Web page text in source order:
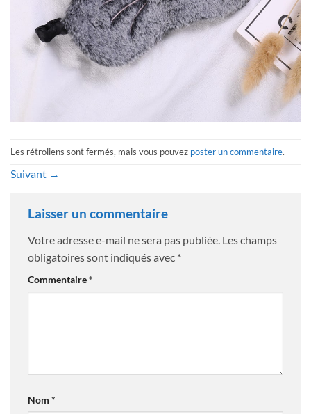
Les rétroliens sont fermés, mais vous pouvez poster un commentaire.
Suivant →
Laisser un commentaire
Votre adresse e-mail ne sera pas publiée. Les champs
obligatoires sont indiqués avec *
Commentaire*
Nom *